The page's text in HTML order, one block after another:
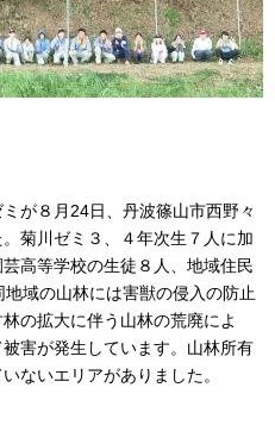
が８月24日、丹波篠山市西野々
菊川ゼミ３、４年次生７人に加
高等学校の生徒８人、地域住民
域の山林には害獣の侵入の防止
の拡大に伴う山林の荒廃によ
害が発生しています。山林所有
ないエリアがありました。